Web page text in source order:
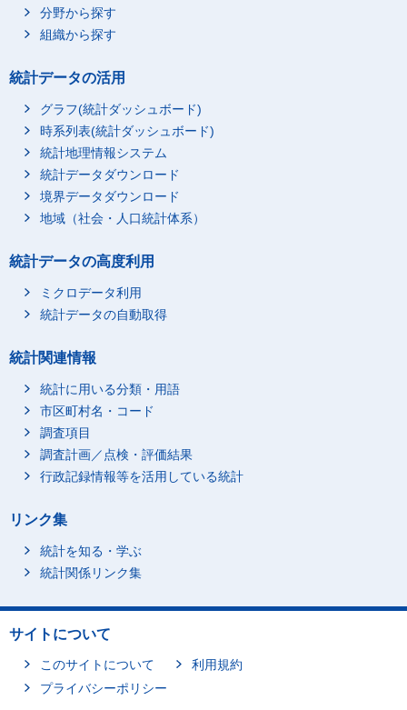
分野から探す
組織から探す
統計データの活用
グラフ(統計ダッシュボード)
時系列表(統計ダッシュボード)
統計地理情報システム
統計データダウンロード
境界データダウンロード
地域（社会・人口統計体系）
統計データの高度利用
ミクロデータ利用
統計データの自動取得
統計関連情報
統計に用いる分類・用語
市区町村名・コード
調査項目
調査計画／点検・評価結果
行政記録情報等を活用している統計
リンク集
統計を知る・学ぶ
統計関係リンク集
サイトについて
このサイトについて
利用規約
プライバシーポリシー